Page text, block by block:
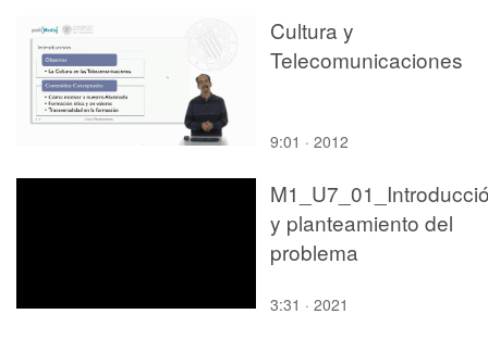
Cultura y
Telecomunicaciones
9:01 · 2012
y planteamiento del
problema
3:31 · 2021